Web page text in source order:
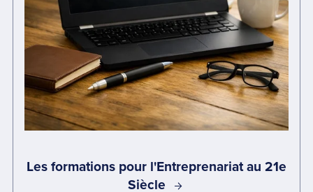
Les formations pour l'Entreprenariat au 21e
Siècle